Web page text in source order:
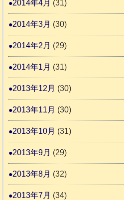
2014年4月 (31)
2014年3月 (30)
2014年2月 (29)
2014年1月 (31)
2013年12月 (30)
2013年11月 (30)
2013年10月 (31)
2013年9月 (29)
2013年8月 (32)
2013年7月 (34)